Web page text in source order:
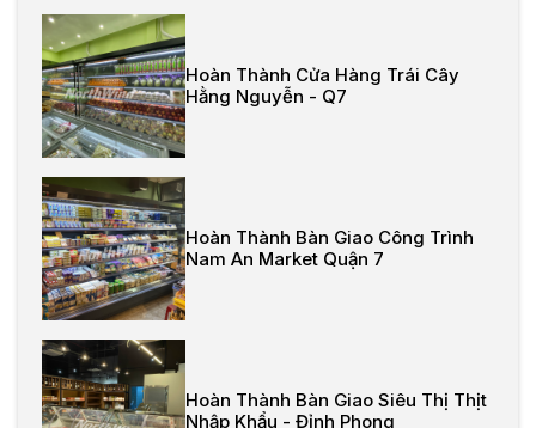
Hoàn Thành Cửa Hàng Trái Cây
Hằng Nguyễn - Q7
Hoàn Thành Bàn Giao Công Trình
Nam An Market Quận 7
Hoàn Thành Bàn Giao Siêu Thị Thịt
Nhập Khẩu - Đỉnh Phong